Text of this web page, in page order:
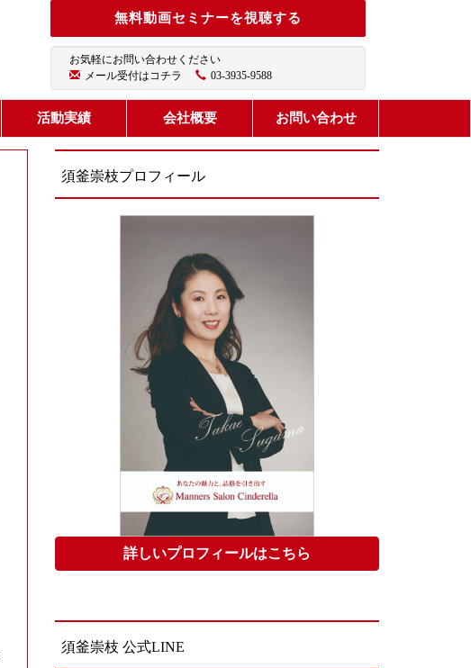
無料動画セミナーを視聴する
お気軽にお問い合わせください
メール受付はコチラ
03-3935-9588
活動実績 会社概要 お問い合わせ
須釜崇枝プロフィール
詳しいプロフィールはこちら
須釜崇枝 公式LINE